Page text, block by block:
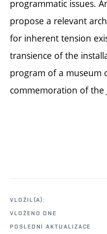
programmatic issues.
propose a relevant
for inherent tension
transience of the
program of a museum
commemoration of the
VLOŽIL(A):
VLOŽENO DNE
POSLEDNÍ AKTUALIZACE